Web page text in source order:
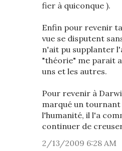
fier à quiconque ).
Enfin pour revenir
vue se disputent
n'ait pu supplanter
"théorie" me parait
uns et les autres.
Pour revenir à
marqué un
l'humanité, il l'a
continuer de
2/13/2009 6:28 AM